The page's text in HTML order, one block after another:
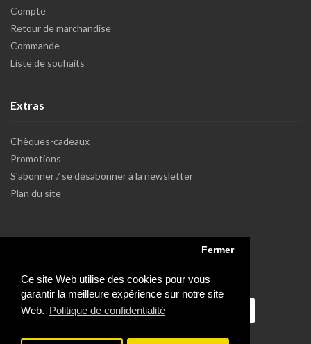
Ce site Web utilise des cookies pour vous
garantir la meilleure expérience sur notre site
Web. Politique de confidentialité
Fermer
Compte
Retour de marchandise
Commande
Liste de souhaits
Extras
Chèques-cadeaux
Promotions
S'abonner / se désabonner à la newsletter
Plan du site